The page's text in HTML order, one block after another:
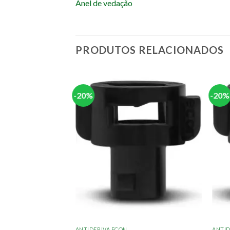
Anel de vedação
PRODUTOS RELACIONADOS
-20% -20%